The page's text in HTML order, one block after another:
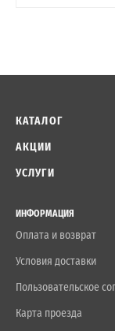
КАТАЛОГ
АКЦИИ
УСЛУГИ
ИНФОРМАЦИЯ
Оплата и возврат
Условия доставки
Пользовательское
Карта проезда